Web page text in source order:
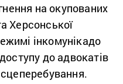
на окупованих
Херсонської
інкомунікадо
до адвокатів